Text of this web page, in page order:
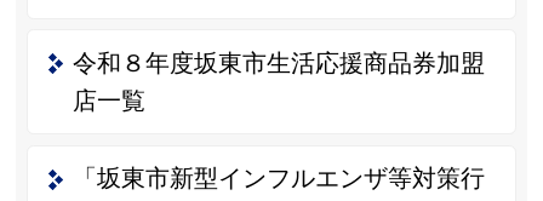
令和８年度坂東市生活応援商品券加盟
店一覧
「坂東市新型インフルエンザ等対策行